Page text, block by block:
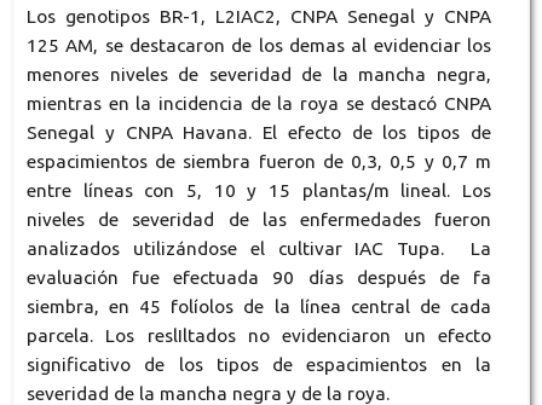
Los genotipos BR-1, L2IAC2, CNPA Senegal y CNPA
125 AM, se destacaron de los demas al evidenciar los
menores niveles de severidad de la mancha negra,
mientras en la incidencia de la roya se destacó CNPA
Senegal y CNPA Havana. El efecto de los tipos de
espacimientos de siembra fueron de 0,3, 0,5 y 0,7 m
entre líneas con 5, 10 y 15 plantas/m lineal. Los
niveles de severidad de las enfermedades fueron
analizados utilizándose el cultivar IAC Tupa. La
evaluación fue efectuada 90 días después de fa
siembra, en 45 folíolos de la línea central de cada
parcela. Los reslIltados no evidenciaron un efecto
significativo de los tipos de espacimientos en la
severidad de la mancha negra y de la roya.